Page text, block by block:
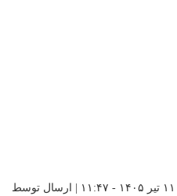
شناسه خبر : 175583 | تاریخ انتشار : ۱۱ تیر ۱۴۰۵ - ۱۱:۴۷ | ارسال توسط